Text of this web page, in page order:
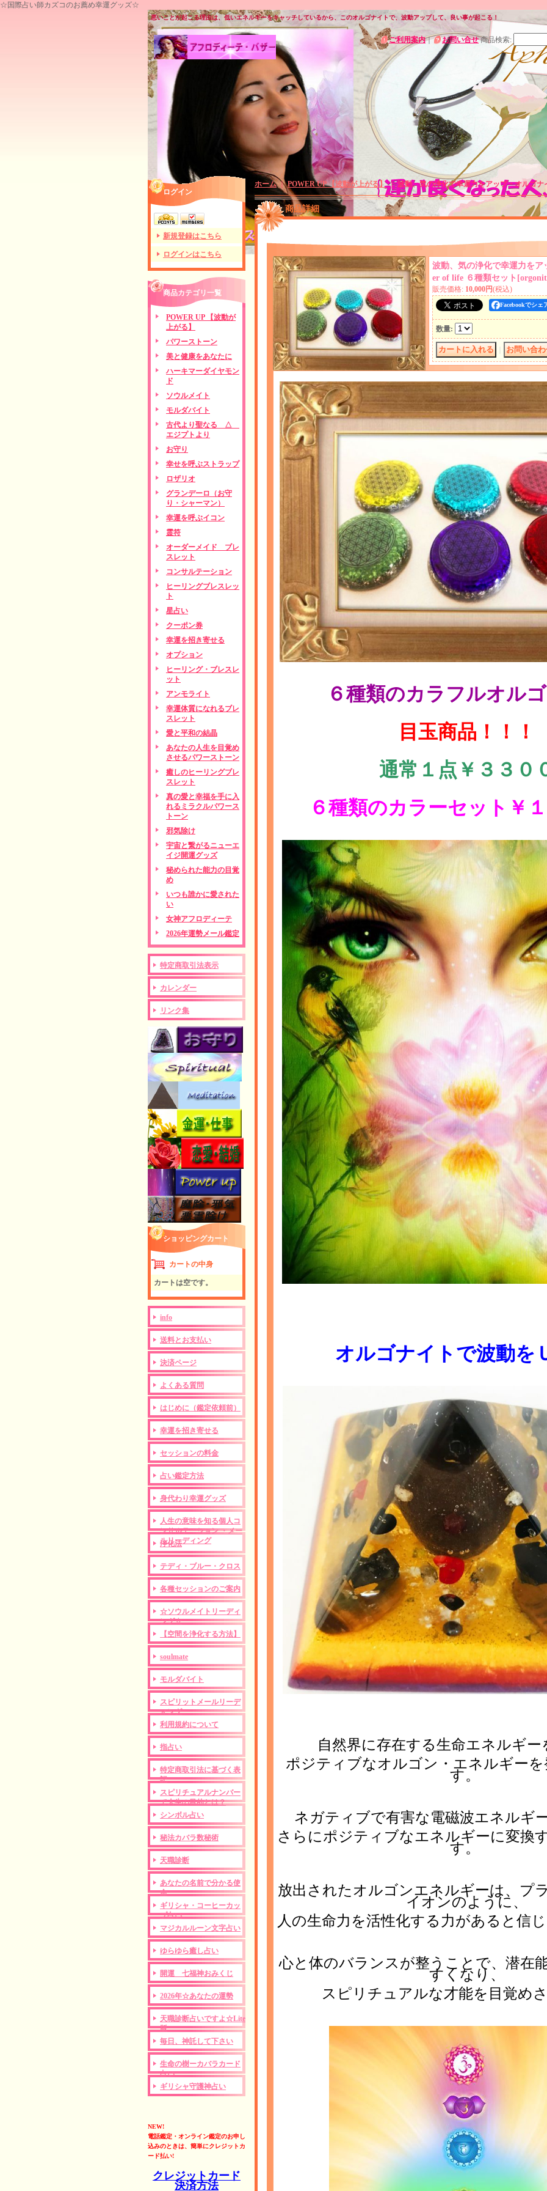
☆国際占い師カズコのお薦め幸運グッズ☆
悪いことが起こる理由は、低いエネルギーをキャッチしているから、このオルゴナイトで、波動アップして、良い事が起こる！
ご利用案内｜ お問い合せ 商品検索:
ログイン
新規登録はこちら
ログインはこちら
商品カテゴリ一覧
POWER UP 【波動が
上がる】
パワーストーン
美と健康をあなたに
ハーキマーダイヤモン
ド
ソウルメイト
モルダバイト
古代より聖なる △
エジプトより
お守り
幸せを呼ぶストラップ
ロザリオ
グランデーロ（お守
り・シャーマン）
幸運を呼ぶイコン
霊符
オーダーメイド ブレ
スレット
コンサルテーション
ヒーリングブレスレッ
ト
星占い
クーポン券
幸運を招き寄せる
オプション
ヒーリング・ブレスレ
ット
アンモライト
幸運体質になれるブレ
スレット
愛と平和の結晶
あなたの人生を目覚め
させるパワーストーン
癒しのヒーリングブレ
スレット
真の愛と幸福を手に入
れるミラクルパワース
トーン
邪気除け
宇宙と繋がるニューエ
イジ開運グッズ
秘められた能力の目覚
め
いつも誰かに愛された
い
女神アフロディーテ
2026年運勢メール鑑定
特定商取引法表示
カレンダー
リンク集
ショッピングカート
カートの中身
カートは空です。
info
送料とお支払い
決済ページ
よくある質問
はじめに（鑑定依頼前）
幸運を招き寄せる
セッションの料金
占い鑑定方法
身代わり幸運グッズ
人生の意味を知る個人コ
ンサルテーション ・メー
ルリーディング
浄化法
テディ・ブルー・クロス
各種セッションのご案内
☆ソウルメイトリーディ
ング☆
【空間を浄化する方法】
soulmate
モルダバイト
スピリットメールリーデ
ィング
利用規約について
指占い
特定商取引法に基づく表
記
スピリチュアルナンバー
で人生の目的とは？
シンボル占い
秘法カバラ数秘術
天職診断
あなたの名前で分かる使
命
ギリシャ・コーヒーカッ
プ占い
マジカルルーン文字占い
ゆらゆら癒し占い
開運 七福神おみくじ
2026年☆あなたの運勢
天職診断占いですよ☆Lite
版
毎日、神託して下さい
生命の樹ーカバラカード
占い
ギリシャ守護神占い
NEW!
電話鑑定・オンライン鑑定のお申し
込みのときは、簡単にクレジットカ
ード払い!
クレジットカード
決済方法
ホーム｜POWER UP 【波動が上がる】｜波動、気の浄化で幸運力をアップ・オルゴナ
商品詳細
波動、気の浄化で幸運力を
er of life ６種類セット [
販売価格: 10,000円(税込)
Facebookでシェ
数量:
６種類のカラフルオル
目玉商品！！！
通常１点￥３３０
６種類のカラーセット￥
オルゴナイトで波動を
自然界に存在する生命エネルギー
ポジティブなオルゴン・エネルギー
す。
ネガティブで有害な電磁波エネルギ
さらにポジティブなエネルギーに変換
す。
放出されたオルゴンエネルギーは、プ
イオンのように、
人の生命力を活性化する力があると信
心と体のバランスが整うことで、潜在
すくなり、
スピリチュアルな才能を目覚め